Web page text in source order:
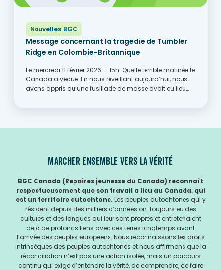
Nouvelles BGC
Message concernant la tragédie de Tumbler
Ridge en Colombie-Britannique
Le mercredi 11 février 2026 – 15h Quelle terrible matinée le
Canada a vécue. En nous réveillant aujourd’hui, nous
avons appris qu’une fusillade de masse avait eu lieu
MARCHER ENSEMBLE VERS LA VÉRITÉ
BGC Canada (Repaires jeunesse du Canada) reconnaît
respectueusement que son travail a lieu au Canada, qui
est un territoire autochtone. Les peuples autochtones qui y
résident depuis des milliers d’années ont toujours eu des
cultures et des langues qui leur sont propres et entretenaient
déjà de profonds liens avec ces terres longtemps avant
l’arrivée des peuples européens. Nous reconnaissons les droits
intrinsèques des peuples autochtones et nous affirmons que la
réconciliation n’est pas une action isolée, mais un parcours
continu qui exige d’entendre la vérité, de comprendre, de faire